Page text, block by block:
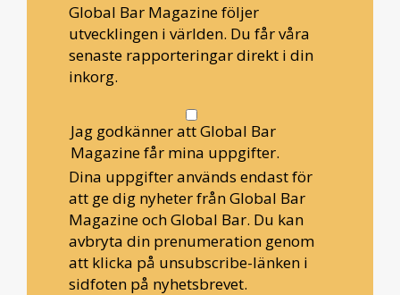
Global Bar Magazine följer
utvecklingen i världen. Du får våra
senaste rapporteringar direkt i din
inkorg.
Jag godkänner att Global Bar
Magazine får mina uppgifter.
Dina uppgifter används endast för
att ge dig nyheter från Global Bar
Magazine och Global Bar. Du kan
avbryta din prenumeration genom
att klicka på unsubscribe-länken i
sidfoten på nyhetsbrevet.